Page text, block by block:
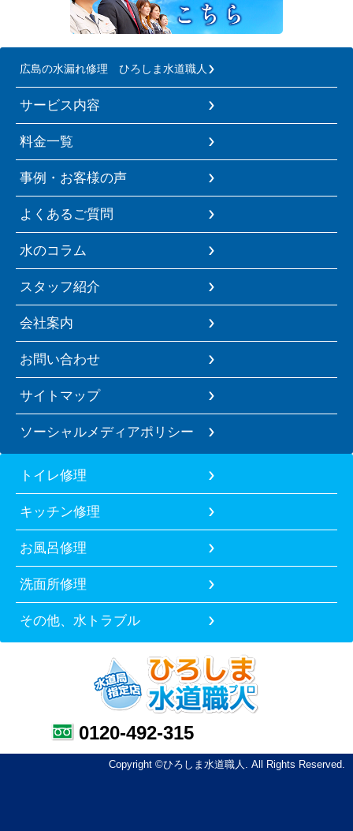
広島の水漏れ修理 ひろしま水道職人
サービス内容
料金一覧
事例・お客様の声
よくあるご質問
水のコラム
スタッフ紹介
会社案内
お問い合わせ
サイトマップ
ソーシャルメディアポリシー
トイレ修理
キッチン修理
お風呂修理
洗面所修理
その他、水トラブル
0120-492-315
Copyright ©ひろしま水道職人. All Rights Reserved.